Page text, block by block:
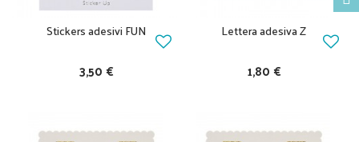
Stickers adesivi FUN
3,50 €
Lettera adesiva Z
1,80 €